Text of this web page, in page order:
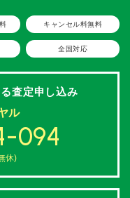
キャンセル料無料
全国対応
査定申し込み
ル
094
休)